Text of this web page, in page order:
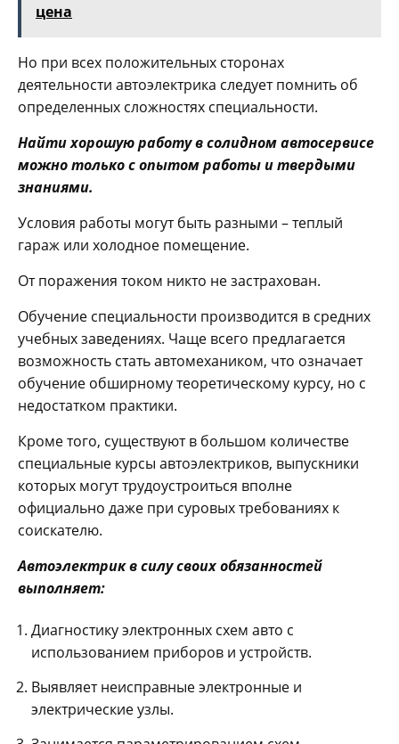
цена
Но при всех положительных сторонах
деятельности автоэлектрика следует помнить об
определенных сложностях специальности.
Найти хорошую работу в солидном автосервисе
можно только с опытом работы и твердыми
знаниями.
Условия работы могут быть разными – теплый
гараж или холодное помещение.
От поражения током никто не застрахован.
Обучение специальности производится в средних
учебных заведениях. Чаще всего предлагается
возможность стать автомехаником, что означает
обучение обширному теоретическому курсу, но с
недостатком практики.
Кроме того, существуют в большом количестве
специальные курсы автоэлектриков, выпускники
которых могут трудоустроиться вполне
официально даже при суровых требованиях к
соискателю.
Автоэлектрик в силу своих обязанностей
выполняет:
Диагностику электронных схем авто с
использованием приборов и устройств.
Выявляет неисправные электронные и
электрические узлы.